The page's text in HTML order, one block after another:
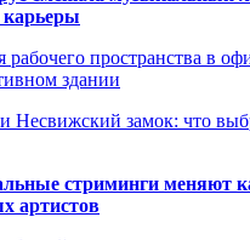
рабочего пространства в
здании
Несвижский замок: что
стриминги меняют
артистов